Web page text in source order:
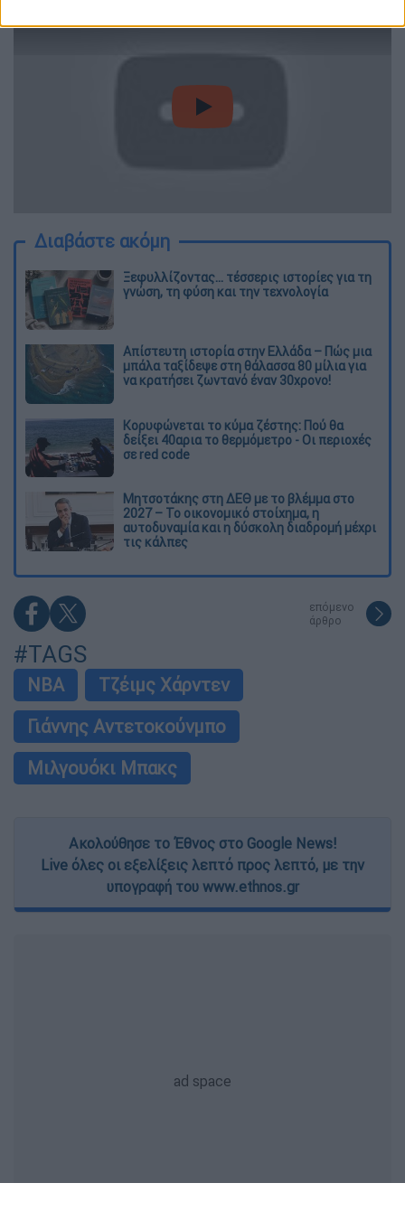
video
Διαβάστε ακόμη
Ξεφυλλίζοντας... τέσσερις ιστορίες για τη
γνώση, τη φύση και την τεχνολογία
Απίστευτη ιστορία στην Ελλάδα – Πώς μια
μπάλα ταξίδεψε στη θάλασσα 80 μίλια για
να κρατήσει ζωντανό έναν 30χρονο!
Κορυφώνεται το κύμα ζέστης: Πού θα
δείξει 40αρια το θερμόμετρο - Οι περιοχές
σε red code
Μητσοτάκης στη ΔΕΘ με το βλέμμα στο
2027 – Το οικονομικό στοίχημα, η
αυτοδυναμία και η δύσκολη διαδρομή μέχρι
τις κάλπες
επόμενο
άρθρο
#TAGS
NBA
Τζέιμς Χάρντεν
Γιάννης Αντετοκούνμπο
Μιλγουόκι Μπακς
Ακολούθησε το Έθνος στο Google News!
Live όλες οι εξελίξεις λεπτό προς λεπτό, με την
υπογραφή του www.ethnos.gr